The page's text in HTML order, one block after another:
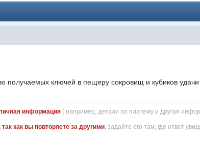
получаемых ключей в пещеру сокровищ и кубиков удачи
информация ( например, детали по платежу и другая
как вы повторяете за другими , задайте его там, где ответ